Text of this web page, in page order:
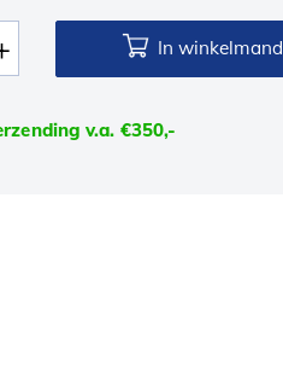
In winkelmand
v.a. €350,-